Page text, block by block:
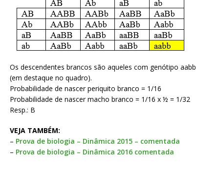
Os descendentes brancos são aqueles com genótipo aabb
(em destaque no quadro).
Probabilidade de nascer periquito branco = 1/16
Probabilidade de nascer macho branco = 1/16 x ½ = 1/32
Resp.: B
VEJA TAMBÉM:
– Prova de biologia – Dinâmica 2015 – comentada
– Prova de biologia – Dinâmica 2016 comentada